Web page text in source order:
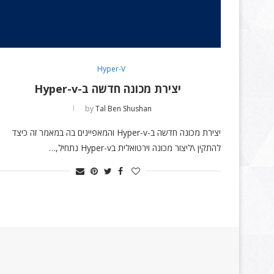
Hyper-V
יצירת מכונה חדשה ב-Hyper-v
byTal Ben Shushan
יצירת מכונה חדשה ב-Hyper-v והמאפיינים בה במאמר זה כיצד
להתקין \ליצור מכונה וירטואלית בHyper-v נתחיל,…